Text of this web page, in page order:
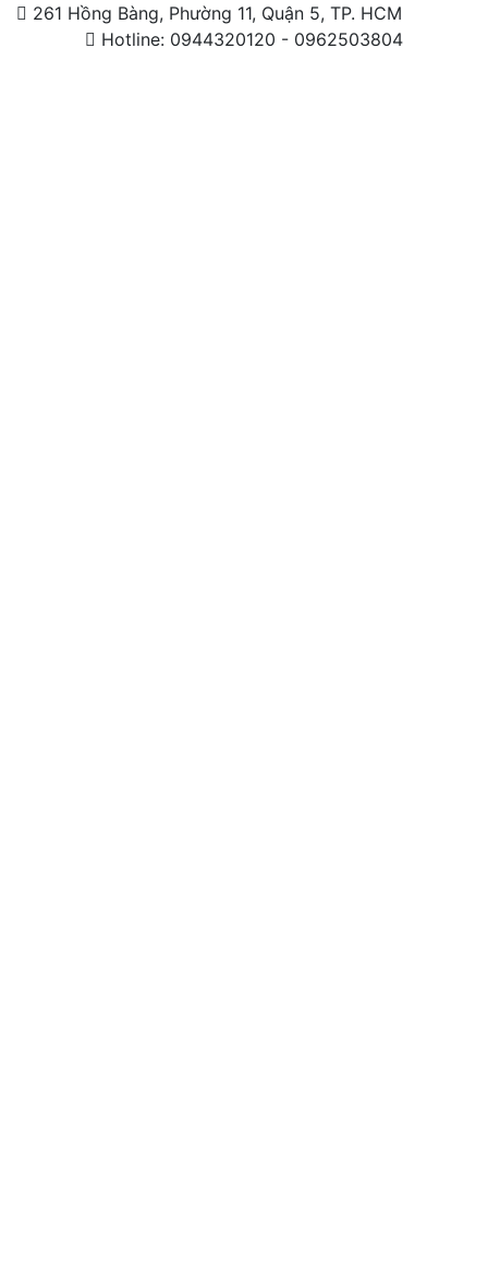
261 Hồng Bàng, Phường 11, Quận 5, TP. HCM
Hotline: 0944320120 - 0962503804